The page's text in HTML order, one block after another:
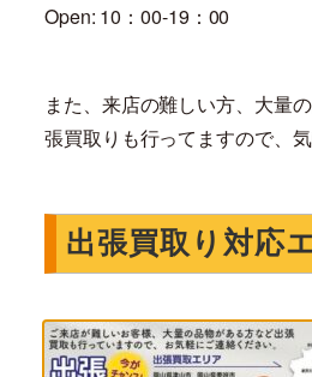
Open: 10：00-19：00
また、来店の難しい方、大量
張買取りも行ってますので、気
出張買取り対応